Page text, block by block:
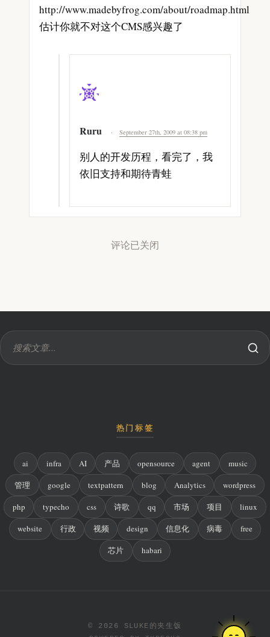
http://www.madebyfrog.com/about/roadmap.html
估计你就不对这个CMS感兴趣了
Ruru September 27th, 2009 at 08:38 pm
别人的开发历程，看完了，我
依旧支持和期待青蛙
评论已关闭
热门标签
ai infra AI 产品 opensource agent music
管理 google textpattern blog Analytics wordpress
php typecho css 诗歌 qq 市场 项目 linux
website 行政 视频 design 信息化 病毒 free
芯片 habari
© 2026 SLUKE的夹生饭